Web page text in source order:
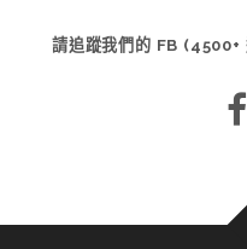
請追蹤我們的 FB (4500+